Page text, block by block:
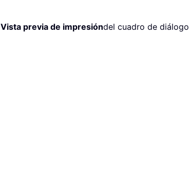
Vista previa de impresióndel cuadro de diálogo